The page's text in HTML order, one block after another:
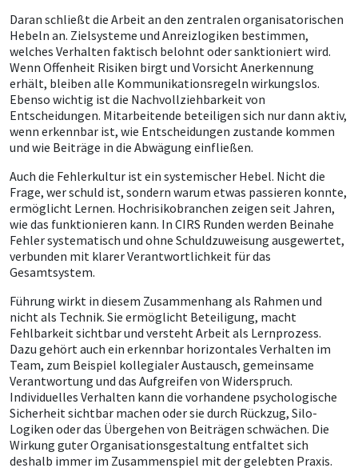
Daran schließt die Arbeit an den zentralen organisatorischen
Hebeln an. Zielsysteme und Anreizlogiken bestimmen,
welches Verhalten faktisch belohnt oder sanktioniert wird.
Wenn Offenheit Risiken birgt und Vorsicht Anerkennung
erhält, bleiben alle Kommunikationsregeln wirkungslos.
Ebenso wichtig ist die Nachvollziehbarkeit von
Entscheidungen. Mitarbeitende beteiligen sich nur dann aktiv,
wenn erkennbar ist, wie Entscheidungen zustande kommen
und wie Beiträge in die Abwägung einfließen.
Auch die Fehlerkultur ist ein systemischer Hebel. Nicht die
Frage, wer schuld ist, sondern warum etwas passieren konnte,
ermöglicht Lernen. Hochrisikobranchen zeigen seit Jahren,
wie das funktionieren kann. In CIRS Runden werden Beinahe
Fehler systematisch und ohne Schuldzuweisung ausgewertet,
verbunden mit klarer Verantwortlichkeit für das
Gesamtsystem.
Führung wirkt in diesem Zusammenhang als Rahmen und
nicht als Technik. Sie ermöglicht Beteiligung, macht
Fehlbarkeit sichtbar und versteht Arbeit als Lernprozess.
Dazu gehört auch ein erkennbar horizontales Verhalten im
Team, zum Beispiel kollegialer Austausch, gemeinsame
Verantwortung und das Aufgreifen von Widerspruch.
Individuelles Verhalten kann die vorhandene psychologische
Sicherheit sichtbar machen oder sie durch Rückzug, Silo-
Logiken oder das Übergehen von Beiträgen schwächen. Die
Wirkung guter Organisationsgestaltung entfaltet sich
deshalb immer im Zusammenspiel mit der gelebten Praxis.